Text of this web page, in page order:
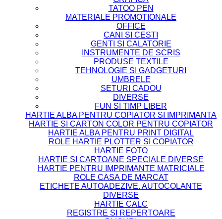
TATOO PEN
MATERIALE PROMOTIONALE
OFFICE
CANI SI CESTI
GENTI SI CALATORIE
INSTRUMENTE DE SCRIS
PRODUSE TEXTILE
TEHNOLOGIE SI GADGETURI
UMBRELE
SETURI CADOU
DIVERSE
FUN SI TIMP LIBER
HARTIE ALBA PENTRU COPIATOR SI IMPRIMANTA
HARTIE SI CARTON COLOR PENTRU COPIATOR
HARTIE ALBA PENTRU PRINT DIGITAL
ROLE HARTIE PLOTTER SI COPIATOR
HARTIE FOTO
HARTIE SI CARTOANE SPECIALE DIVERSE
HARTIE PENTRU IMPRIMANTE MATRICIALE
ROLE CASA DE MARCAT
ETICHETE AUTOADEZIVE. AUTOCOLANTE
DIVERSE
HARTIE CALC
REGISTRE SI REPERTOARE